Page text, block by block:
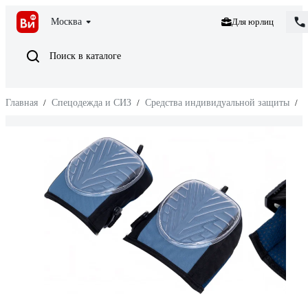
Москва Для юрлиц
Поиск в каталоге
Главная / Спецодежда и СИЗ / Средства индивидуальной защиты /